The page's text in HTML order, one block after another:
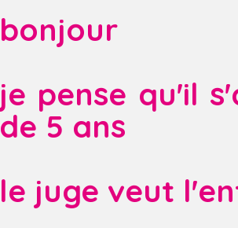
bonjour
je pense qu'il
de 5 ans
le juge veut